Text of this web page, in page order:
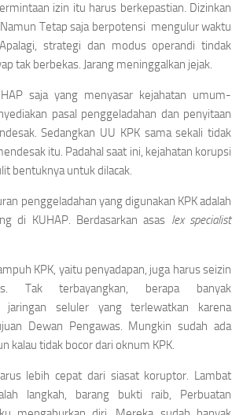
izin itu harus berkepastian. Dizinkan
Tetap saja berpotensi mengulur waktu
strategi dan modus operandi tindak
tak berbekas. Jarang meninggalkan jejak.
saja yang menyasar kejahatan umum-
pasal penggeladahan dan penyitaan
Sedangkan UU KPK sama sekali tidak
itu. Padahal saat ini, kejahatan korupsi
bentuknya untuk dilacak.
penggeladahan yang digunakan KPK adalah
di KUHAP. Berdasarkan asas lex specialist
KPK, yaitu penyadapan, juga harus seizin
Tak terbayangkan, berapa banyak
jaringan seluler yang terlewatkan karena
Dewan Pengawas. Mungkin sudah ada
kalau tidak bocor dari oknum KPK.
lebih cepat dari siasat koruptor. Lambat
langkah, barang bukti raib, Perbuatan